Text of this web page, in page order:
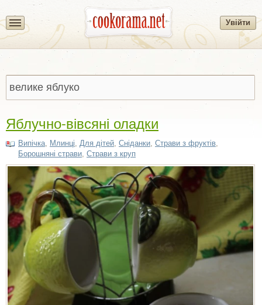
Увійти
Яблучно-вівсяні оладки
Випічка, Млинці, Для дітей, Сніданки, Страви з фруктів,
Борошняні страви, Страви з круп